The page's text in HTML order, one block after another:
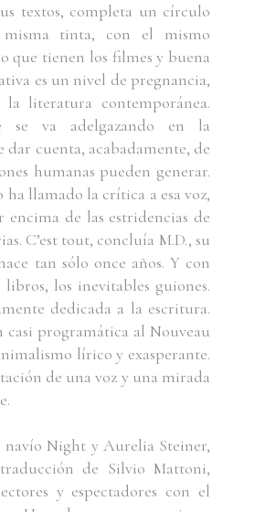
textos, completa un círculo
tinta, con el mismo
que tienen los filmes y buena
es un nivel de pregnancia,
la literatura contemporánea.
se va adelgazando en la
cuenta, acabadamente, de
humanas pueden generar.
ha llamado la crítica a esa voz,
encima de las estridencias de
C’est tout, concluía M.D., su
tan sólo once años. Y con
los inevitables guiones.
dedicada a la escritura.
casi programática al Nouveau
lírico y exasperante.
de una voz y una mirada
navío Night y Aurelia Steiner,
de Silvio Mattoni,
y espectadores con el